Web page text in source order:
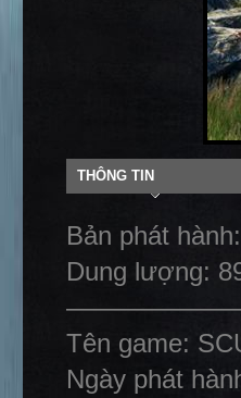
THÔNG TIN
Bản phát hành:
Dung lượng:
Tên game:
Ngày phát